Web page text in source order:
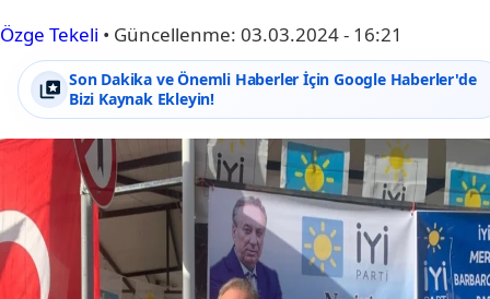
Özge Tekeli • Güncellenme: 03.03.2024 - 16:21
Son Dakika ve Önemli Haberler İçin Google Haberler'de
Bizi Kaynak Ekleyin!